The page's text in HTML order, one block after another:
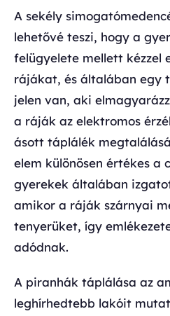
A sekély
lehetővé teszi, hogy a
felügyelete mellett kézzel
rájákat, és általában egy
jelen van, aki
a ráják az elektromos
ásott táplálék
elem különösen értékes a
gyerekek általában
amikor a ráják szárnyai
tenyerüket, így
adódnak.
A piranhák táplálása az
leghírhedtebb lakóit